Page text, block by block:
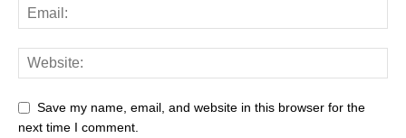
Save my name, email, and website in this browser for the
next time I comment.